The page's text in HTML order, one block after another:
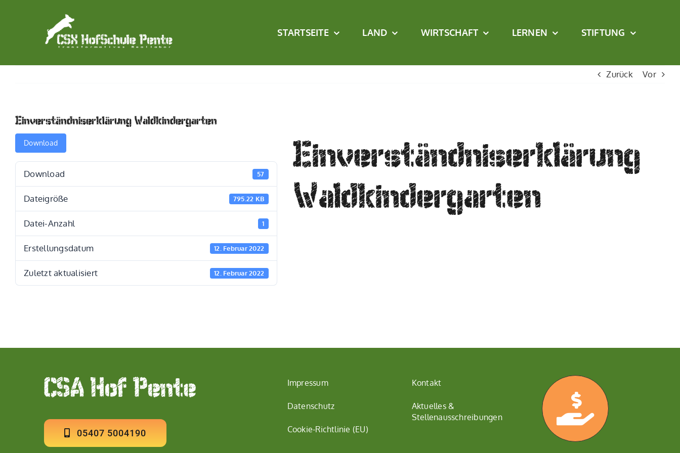
STARTSEITE LAND WIRTSCHAFT LERNEN STIFTUNG
Zurück Vor
Einverständniserklärung Waldkindergarten
Download
Download 57
Dateigröße 795.22 KB
Datei-Anzahl 1
Erstellungsdatum 12. Februar 2022
Zuletzt aktualisiert 12. Februar 2022
Einverständniserklärung
Waldkindergarten
05407 5004190
Impressum
Datenschutz
Cookie-Richtlinie (EU)
Kontakt
Aktuelles &
Stellenausschreibungen